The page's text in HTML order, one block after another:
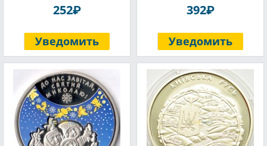
252P
Уведомить
392P
Уведомить